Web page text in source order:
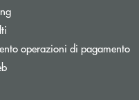
Apre una nuova finestra
operazioni di pagamento